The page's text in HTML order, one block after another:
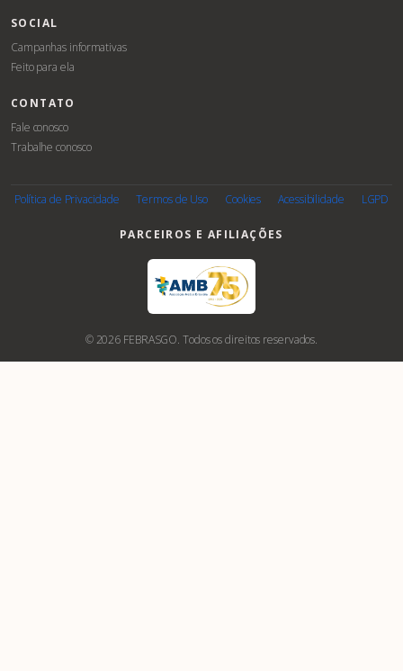
SOCIAL
Campanhas informativas
Feito para ela
CONTATO
Fale conosco
Trabalhe conosco
Política de Privacidade Termos de Uso Cookies Acessibilidade LGPD
PARCEIROS E AFILIAÇÕES
© 2026 FEBRASGO. Todos os direitos reservados.